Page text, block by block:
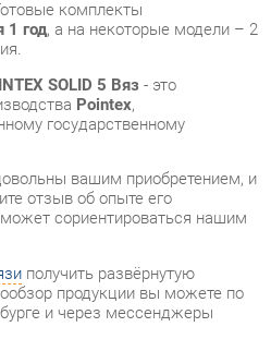
Pointex,
государственному
вашим приобретением, и
отзыв об опыте его
сориентироваться нашим
получить развёрнутую
продукции вы можете по
и через мессенджеры
сравнить между собой в
руководителя POINTEX
забрав его с нашего
Полный список
на странице